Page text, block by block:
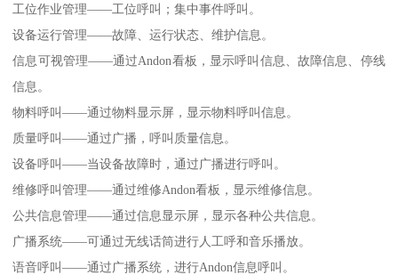
工位作业管理——工位呼叫；集中事件呼叫。
设备运行管理——故障、运行状态、维护信息。
信息可视管理——通过Andon看板，显示呼叫信息、故障信息、停线
信息。
物料呼叫——通过物料显示屏，显示物料呼叫信息。
质量呼叫——通过广播，呼叫质量信息。
设备呼叫——当设备故障时，通过广播进行呼叫。
维修呼叫管理——通过维修Andon看板，显示维修信息。
公共信息管理——通过信息显示屏，显示各种公共信息。
广播系统——可通过无线话筒进行人工呼和音乐播放。
语音呼叫——通过广播系统，进行Andon信息呼叫。